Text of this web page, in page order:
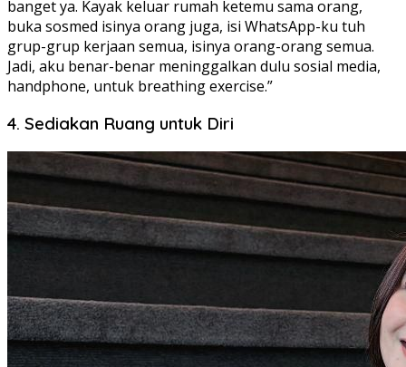
banget ya. Kayak keluar rumah ketemu sama orang,
buka sosmed isinya orang juga, isi WhatsApp-ku tuh
grup-grup kerjaan semua, isinya orang-orang semua.
Jadi, aku benar-benar meninggalkan dulu sosial media,
handphone, untuk breathing exercise.”
4. Sediakan Ruang untuk Diri